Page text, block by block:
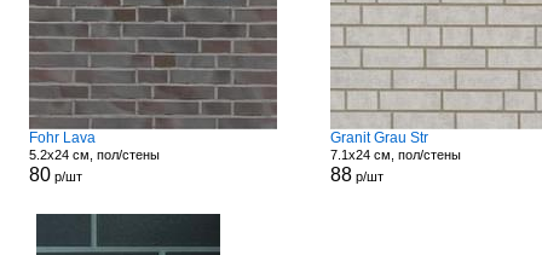
Fohr Lava
5.2x24 см, пол/стены
80р/шт
Granit Grau Str
7.1x24 см, пол/стены
88р/шт